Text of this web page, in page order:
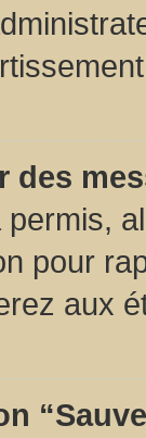
des
permis,
pour
aux